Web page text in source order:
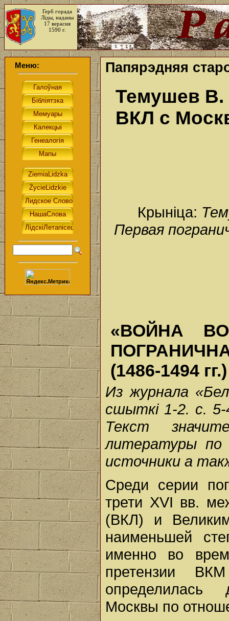
Герб горада
Ліды, наданы
17 верасня
1590 г.
Меню: Папярэдняя
Темушев В.
ВКЛ с
Крыніца:
Первая
«ВОЙНА
(1486-1494 гг.)
Из журнала
сшыткі 1-2. с.
Текст
литературы по
ис­точники а
Среди серии
трети XVI вв.
(ВКЛ) и
наименьшей
именно во
претензии
определилась
Москвы по